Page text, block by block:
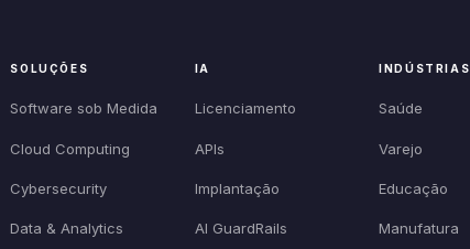
SOLUÇÕES
Software sob Medida
Cloud Computing
Cybersecurity
Data & Analytics
IA
Licenciamento
APIs
Implantação
AI GuardRails
INDÚSTRIAS
Saúde
Varejo
Educação
Manufatura